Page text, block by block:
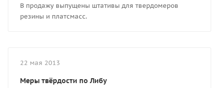
В продажу выпущены штативы для твердомеров
резины и платсмасс.
22 мая 2013
Меры твёрдости по Либу